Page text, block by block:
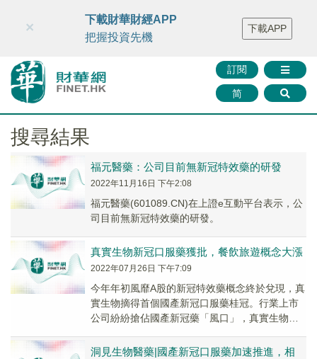
財華智庫網 FINTV FINMETA 財華證券 媒體矩陣
智庫沙龍
聯絡我們
訂閱
简
×
下載財華財經APP
把握投資先機
下載APP
搜尋結果
福元醫藥：公司目前無新冠特效藥的研發
2022年11月16日 下午2:08
福元醫藥(601089.CN)在上證e互動平台表示，公
司目前無新冠特效藥的研發。
真實生物新冠口服藥獲批，餐飲旅遊概念大漲
2022年07月26日 下午7:09
今年年初風靡A股的新冠特效藥概念終於兌現，真
實生物摘得首個國產新冠口服藥桂冠。行業上市
公司紛紛搶佔國產新冠藥「風口」，真實生物的
動下，餐飲旅遊股再次爆發。
洞見生物醫藥|國產新冠口服藥加速推進，相